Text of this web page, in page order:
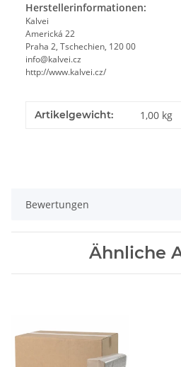
Herstellerinformationen:
Kalvei
Americká 22
Praha 2, Tschechien, 120 00
info@kalvei.cz
http://www.kalvei.cz/
Artikelgewicht: 1,00 kg
Bewertungen
Ähnliche